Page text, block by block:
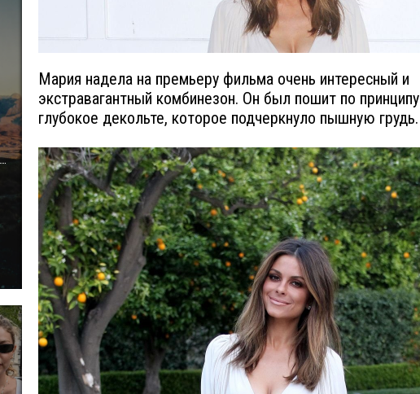
Мария надела на премьеру фильма очень интересный и
экстравагантный комбинезон. Он был пошит по
глубокое декольте, которое подчеркнуло пышную грудь.